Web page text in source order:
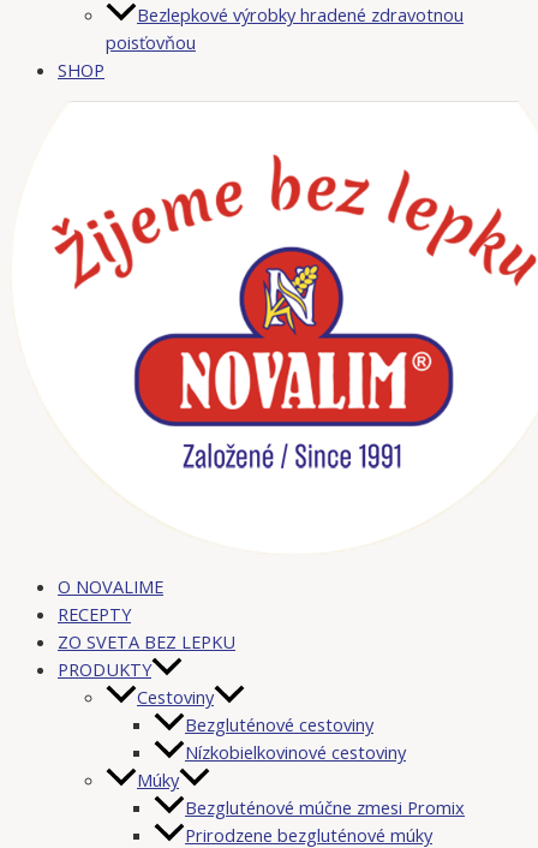
Bezlepkové výrobky hradené zdravotnou
poisťovňou
SHOP
O NOVALIME
RECEPTY
ZO SVETA BEZ LEPKU
PRODUKTY
Cestoviny
Bezgluténové cestoviny
Nízkobielkovinové cestoviny
Múky
Bezgluténové múčne zmesi Promix
Prirodzene bezgluténové múky